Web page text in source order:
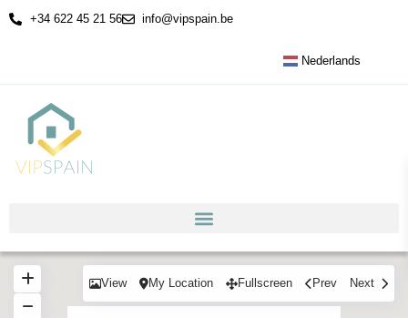
+34 622 45 21 56 info@vipspain.be
Nederlands
View My Location Fullscreen Prev Next